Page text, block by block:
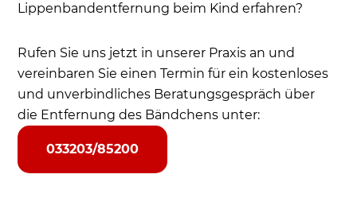
Lippenbandentfernung beim Kind erfahren?
Rufen Sie uns jetzt in unserer Praxis an und
vereinbaren Sie einen Termin für ein kostenloses
und unverbindliches Beratungsgespräch über
die Entfernung des Bändchens unter:
033203/85200